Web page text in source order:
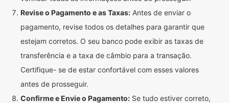
Revise o Pagamento e as Taxas: Antes de enviar o
pagamento, revise todos os detalhes para garantir que
estejam corretos. O seu banco pode exibir as taxas de
transferência e a taxa de câmbio para a transação.
Certifique- se de estar confortável com esses valores
antes de prosseguir.
Confirme e Envie o Pagamento: Se tudo estiver correto,